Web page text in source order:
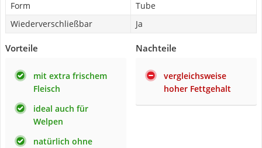
Form
Tube
Wiederverschließbar
Ja
Vorteile
mit extra frischem
Fleisch
ideal auch für
Welpen
natürlich ohne
Nachteile
vergleichsweise
hoher Fettgehalt